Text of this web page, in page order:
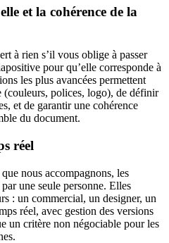
et la cohérence de la
à rien s’il vous oblige à passer
pour qu’elle corresponde à
les plus avancées permettent
(couleurs, polices, logo), de définir
et de garantir une cohérence
du document.
réel
nous accompagnons, les
une seule personne. Elles
: un commercial, un designer, un
réel, avec gestion des versions
un critère non négociable pour les